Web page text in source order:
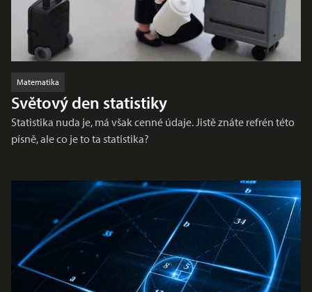
Matematika
Světový den statistiky
Statistika nuda je, má však cenné údaje. Jistě znáte refrén této
písně, ale co je to ta statistika?